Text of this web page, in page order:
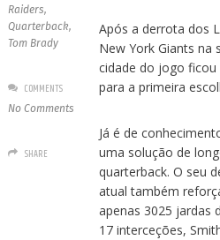
Após a derrota dos
New York Giants na
cidade do jogo
para a primeira
Já é de
uma solução de
quarterback. O seu
atual também
apenas 3025 jardas
17 interceções,
Raiders,
Quarterback,
Tom Brady
COMMENTS
No Comments
SHARE